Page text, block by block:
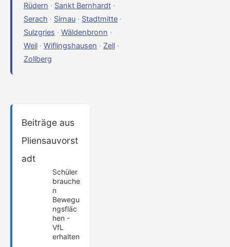
Rüdern · Sankt Bernhardt·
Serach · Sirnau· Stadtmitte·
Sulzgries · Wäldenbronn ·
Weil· Wiflingshausen · Zell·
Zollberg
Beiträge aus
Pliensauvorst
adt
Schüler
brauche
n
Bewegu
ngsfläc
hen -
VfL
erhalten